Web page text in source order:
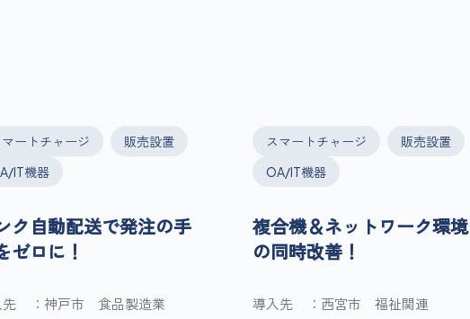
マートチャージ
販売設置
IT機器
ク自動配送で発注の手
ゼロに！
神戸市 食品製造業
スマートチャージ
販売設置
OA/IT機器
複合機＆ネットワーク環境
の同時改善！
導入先
西宮市 福祉関連